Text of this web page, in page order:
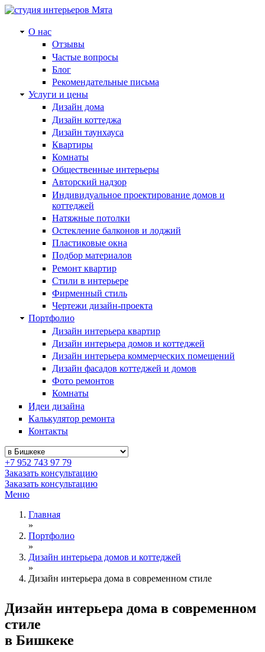
О нас
Отзывы
Частые вопросы
Блог
Рекомендательные письма
Услуги и цены
Дизайн дома
Дизайн коттеджа
Дизайн таунхауса
Квартиры
Комнаты
Общественные интерьеры
Авторский надзор
Индивидуальное проектирование домов и
коттеджей
Натяжные потолки
Остекление балконов и лоджий
Пластиковые окна
Подбор материалов
Ремонт квартир
Стили в интерьере
Фирменный стиль
Чертежи дизайн-проекта
Портфолио
Дизайн интерьера квартир
Дизайн интерьера домов и коттеджей
Дизайн интерьера коммерческих помещений
Дизайн фасадов коттеджей и домов
Фото ремонтов
Комнаты
Идеи дизайна
Калькулятор ремонта
Контакты
+7 952 743 97 79
Заказать консультацию
Заказать консультацию
Меню
Главная
»
Портфолио
»
Дизайн интерьера домов и коттеджей
»
Дизайн интерьера дома в современном стиле
Дизайн интерьера дома в современном
стиле
в Бишкеке